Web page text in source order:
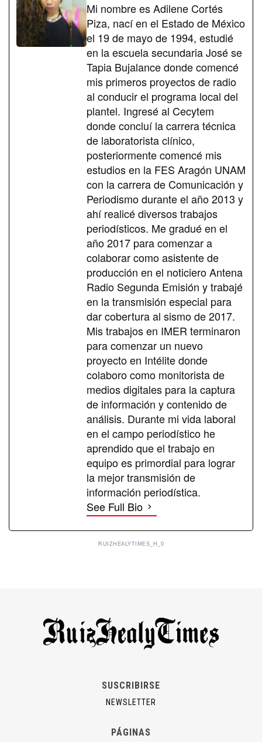
Mi nombre es Adilene Cortés
Piza, nací en el Estado de México
el 19 de mayo de 1994, estudié
en la escuela secundaria José se
Tapia Bujalance donde comencé
mis primeros proyectos de radio
al conducir el programa local del
plantel. Ingresé al Cecytem
donde concluí la carrera técnica
de laboratorista clínico,
posteriormente comencé mis
estudios en la FES Aragón UNAM
con la carrera de Comunicación y
Periodismo durante el año 2013 y
ahí realicé diversos trabajos
periodísticos. Me gradué en el
año 2017 para comenzar a
colaborar como asistente de
producción en el noticiero Antena
Radio Segunda Emisión y trabajé
en la transmisión especial para
dar cobertura al sismo de 2017.
Mis trabajos en IMER terminaron
para comenzar un nuevo
proyecto en Intélite donde
colaboro como monitorista de
medios digitales para la captura
de información y contenido de
análisis. Durante mi vida laboral
en el campo periodístico he
aprendido que el trabajo en
equipo es primordial para lograr
la mejor transmisión de
información periodística.
See Full Bio
RUIZHEALYTIMES_H_0
SUSCRIBIRSE
NEWSLETTER
PÁGINAS